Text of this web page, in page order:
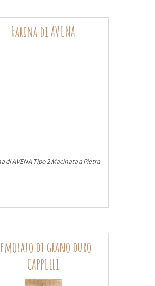
Farina di AVENA
di AVENA Tipo 2 Macinata a Pietra
di grano duro
CAPPELLI